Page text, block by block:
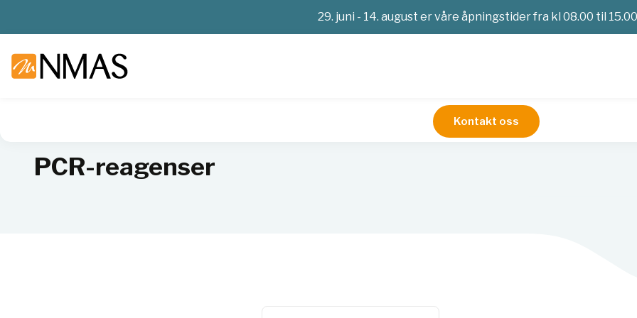
29. juni - 14. august er våre åpningstider fra kl 08.00 til 15.00
Kontakt oss
PCR-reagenser